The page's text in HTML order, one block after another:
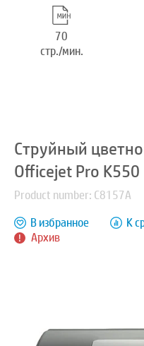
70
стр./мин.
Струйный
Officejet Pro K550
Product number: C8157A
Архив
В избранное К